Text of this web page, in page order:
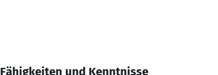
Fähigkeiten und Kenntnisse